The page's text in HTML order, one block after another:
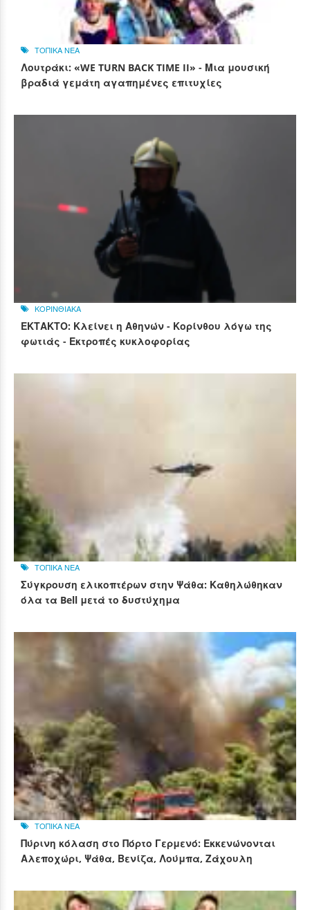
ΤΟΠΙΚΑ ΝΕΑ
Λουτράκι: «WE TURN BACK TIME II» - Μια μουσική
βραδιά γεμάτη αγαπημένες επιτυχίες
ΚΟΡΙΝΘΙΑΚΑ
ΕΚΤΑΚΤΟ: Κλείνει η Αθηνών - Κορίνθου λόγω της
φωτιάς - Εκτροπές κυκλοφορίας
ΤΟΠΙΚΑ ΝΕΑ
Σύγκρουση ελικοπτέρων στην Ψάθα: Καθηλώθηκαν
όλα τα Bell μετά το δυστύχημα
ΤΟΠΙΚΑ ΝΕΑ
Πύρινη κόλαση στο Πόρτο Γερμενό: Εκκενώνονται
Αλεποχώρι, Ψάθα, Βενίζα, Λούμπα, Ζάχουλη